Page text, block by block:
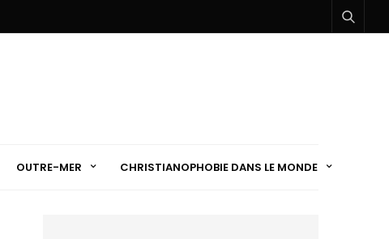
OUTRE-MER CHRISTIANOPHOBIE DANS LE MONDE